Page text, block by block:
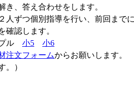
、答え合わせをします。
人ずつ個別指導を行い、前回まで
確認します。
ル 小5
小6
注文フォームからお願いします。
。）